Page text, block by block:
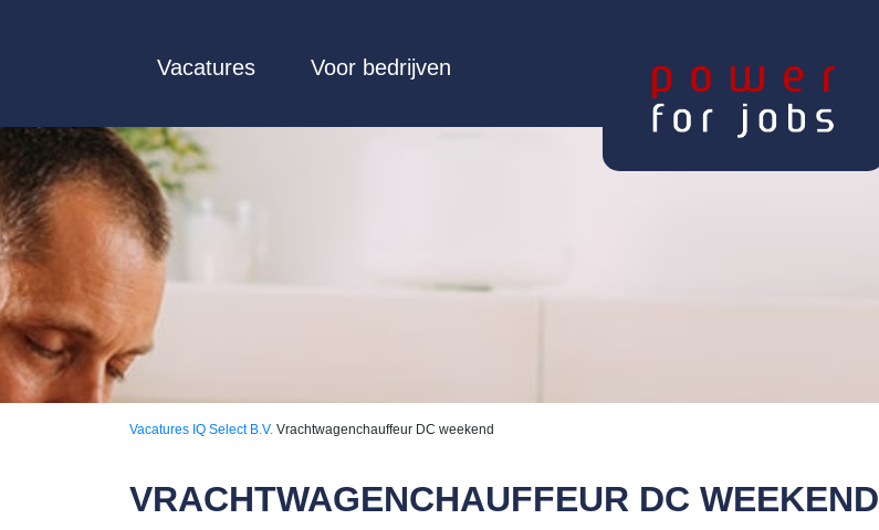
Vacatures Voor bedrijven
Vacatures IQ Select B.V. Vrachtwagenchauffeur DC weekend
VRACHTWAGENCHAUFFEUR DC WEEKEND